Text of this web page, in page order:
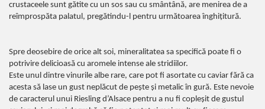
crustaceele sunt gătite cu un sos sau cu smântână, are menirea de a
reîmprospăta palatul, pregătindu-l pentru următoarea înghițitură.
Spre deosebire de orice alt soi, mineralitatea sa specifică poate fi o
potrivire delicioasă cu aromele intense ale stridiilor.
Este unul dintre vinurile albe rare, care pot fi asortate cu caviar fără ca
acesta să lase un gust neplăcut de pește și metalic în gură. Este nevoie
de caracterul unui Riesling d’Alsace pentru a nu fi copleșit de gustul